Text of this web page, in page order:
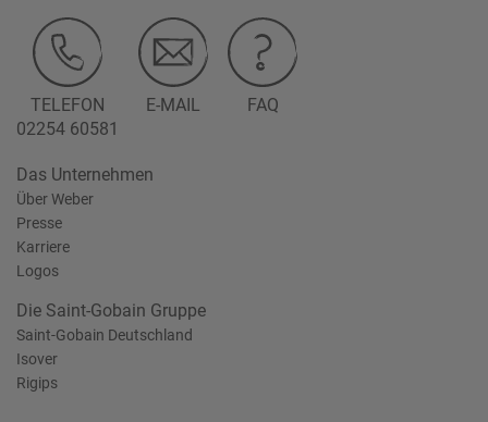
TELEFON
02254 60581
E-MAIL FAQ
Das Unternehmen
Über Weber
Presse
Karriere
Logos
Die Saint-Gobain Gruppe
Saint-Gobain Deutschland
Isover
Rigips